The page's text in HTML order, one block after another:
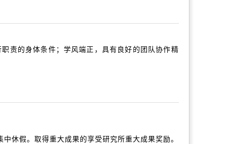
责的身体条件；学风端正，具有良好的团队协作精
休假。取得重大成果的享受研究所重大成果奖励。